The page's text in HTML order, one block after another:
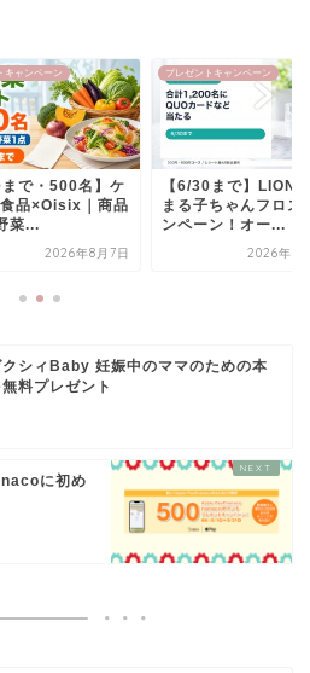
キャンペーン
まで】LION×ちび
ゃんフロスキャ
！オー...
2026年6月16日
アプリで応募
【6/30まで】明治
Milk まっしろキャ
ーン！購...
2026年6
クシィBaby 妊娠中のママのための本
無料プレゼント
に初め